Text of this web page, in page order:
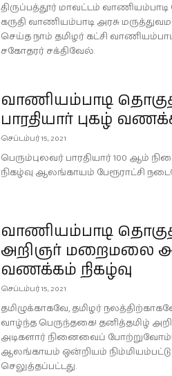
திருப்பத்தூர் மாவட்டம்
கருதி வாணியம்பாடி அரசு
செய்த நாம் தமிழர் கட்சி
சகோதரர் சக்திவேல்.
வாணியம்பாடி
பாரதியார் புகழ்
செப்டம்பர் 15, 2021
பெரும்புலவர் பாரதியார் 100 ஆம்
நிகழ்வு ஆலங்காயம் பேரூராட்சி
வாணியம்பாடி
அறிஞர் மறைமலை
வணக்கம் நிகழ்வு
செப்டம்பர் 15, 2021
தமிழுக்காகவே, தமிழர்
வாழ்ந்த பெருந்தகை! தனித்தமிழ்
அடிகளார் நினைவைப் போற்றுவோம்!
ஆலங்காயம் ஒன்றியம்
செலுத்தப்பட்டது.